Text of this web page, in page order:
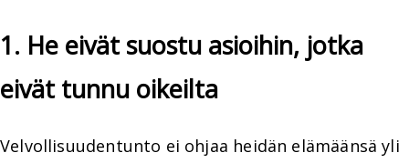
1. He eivät suostu asioihin, jotka
eivät tunnu oikeilta
Velvollisuudentunto ei ohjaa heidän elämäänsä yli